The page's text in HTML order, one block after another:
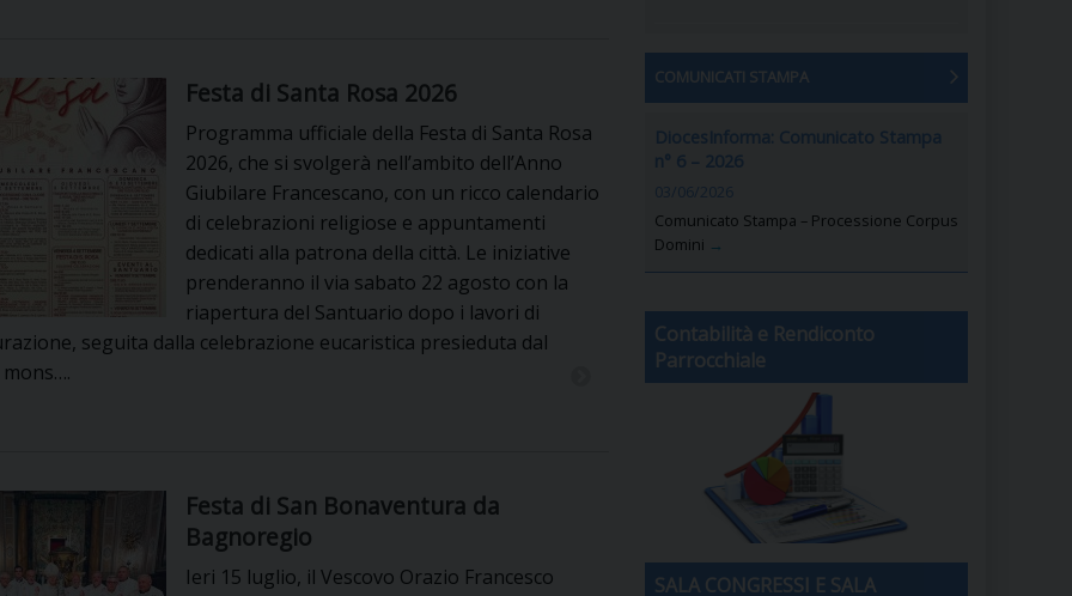
Festa di Santa Rosa 2026
Programma ufficiale della Festa di Santa Rosa
2026, che si svolgerà nell’ambito dell’Anno
Giubilare Francescano, con un ricco calendario
di celebrazioni religiose e appuntamenti
dedicati alla patrona della città. Le iniziative
prenderanno il via sabato 22 agosto con la
riapertura del Santuario dopo i lavori di
seguita dalla celebrazione eucaristica presieduta dal
Festa di San Bonaventura da
Bagnoregio
Ieri 15 luglio, il Vescovo Orazio Francesco
COMUNICATI STAMPA
DiocesInforma: Comunicato Stampa
n° 6 – 2026
03/06/2026
Comunicato Stampa – Processione Corpus
Domini →
Contabilità e Rendiconto
Parrocchiale
SALA CONGRESSI E SALA